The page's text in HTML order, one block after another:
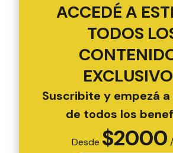
ACCEDÉ A
TODOS
Suscribite y empezá
de todos los
Desde $2000